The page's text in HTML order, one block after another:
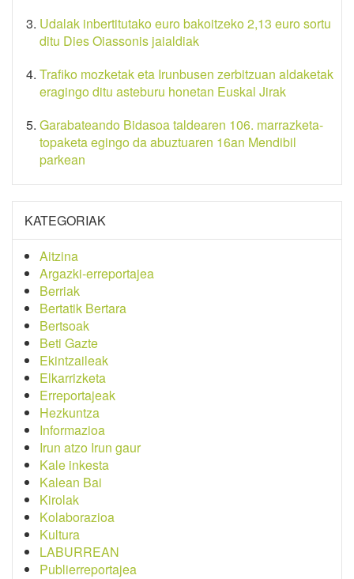
Udalak inbertitutako euro bakoitzeko 2,13 euro sortu
ditu Dies Oiassonis jaialdiak
Trafiko mozketak eta Irunbusen zerbitzuan aldaketak
eragingo ditu asteburu honetan Euskal Jirak
Garabateando Bidasoa taldearen 106. marrazketa-
topaketa egingo da abuztuaren 16an Mendibil
parkean
KATEGORIAK
Aitzina
Argazki-erreportajea
Berriak
Bertatik Bertara
Bertsoak
Beti Gazte
Ekintzaileak
Elkarrizketa
Erreportajeak
Hezkuntza
Informazioa
Irun atzo Irun gaur
Kale inkesta
Kalean Bai
Kirolak
Kolaborazioa
Kultura
LABURREAN
Publierreportajea